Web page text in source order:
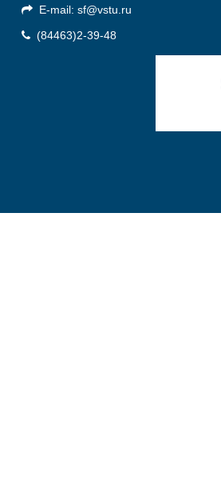
E-mail: sf@vstu.ru
(84463)2-39-48